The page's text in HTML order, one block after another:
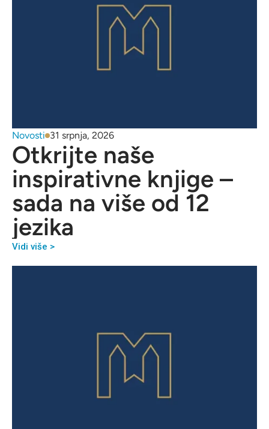
Novosti 31 srpnja, 2026
Otkrijte naše
inspirativne knjige –
sada na više od 12
jezika
Vidi više >